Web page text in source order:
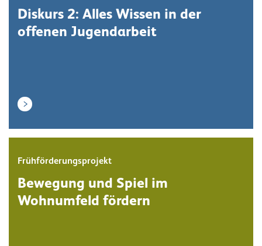
Diskurs 2: Alles Wissen in der
offenen Jugendarbeit
Frühförderungsprojekt
Bewegung und Spiel im
Wohnumfeld fördern